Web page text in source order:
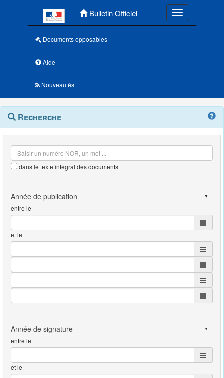
Bulletin Officiel Toggle
Documents opposables
Aide
Nouveautés
Navigation
outils
Menu
contextuel
Recherche
dans le texte intégral des documents
entre le
et le
entre le
et le